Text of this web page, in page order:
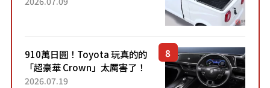
了！...
910萬日圓！Toyota 玩真的的
「超豪華 Crown」太厲害了！
採用由「匠人技藝」打造的
2026.07.19